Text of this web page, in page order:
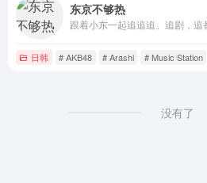
东京不够热
日韩 # AKB48 # Arashi # Music Station
没有了